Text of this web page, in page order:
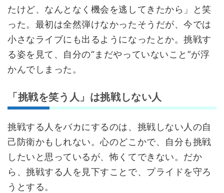
たけど、なんとなく機会を逃してきたから」と笑
った。最初は全然弾けなかったそうだが、今では
小さなライブにも出るようになったとか。挑戦す
る姿を見て、自分の“まだやっていないこと”が浮
かんでしまった。
「挑戦を笑う人」は挑戦しない人
挑戦する人をバカにするのは、挑戦しない人の自
己防衛かもしれない。心のどこかで、自分も挑戦
したいと思っているが、怖くてできない。だか
ら、挑戦する人を見下すことで、プライドを守ろ
うとする。